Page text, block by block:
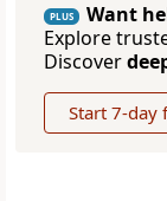
PLUS
Want
Explore
Discover
Start 7-day